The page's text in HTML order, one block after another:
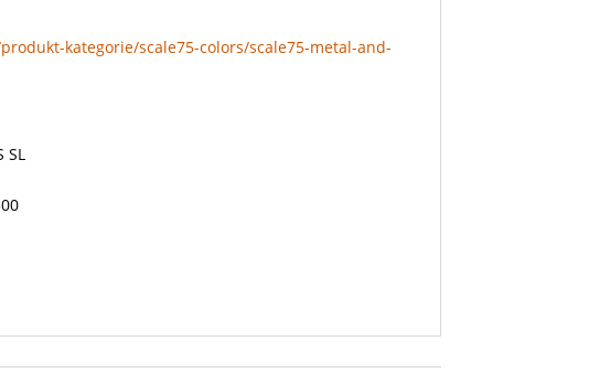
kategorie/scale75-colors/scale75-metal-and-
SL